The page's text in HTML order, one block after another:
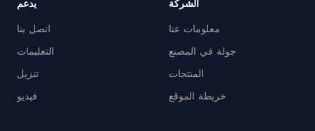
الشركة
معلومات عنا
جولة في المصنع
المنتجات
خريطة الموقع
يدعم
اتصل بنا
التعليمات
تنزيل
فيديو